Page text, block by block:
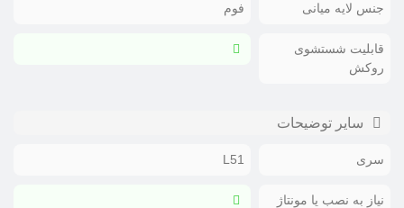
جنس لایه میانی فوم
قابلیت شستشوی
روکش
سایر توضیحات
سری L51
نیاز به نصب یا مونتاژ